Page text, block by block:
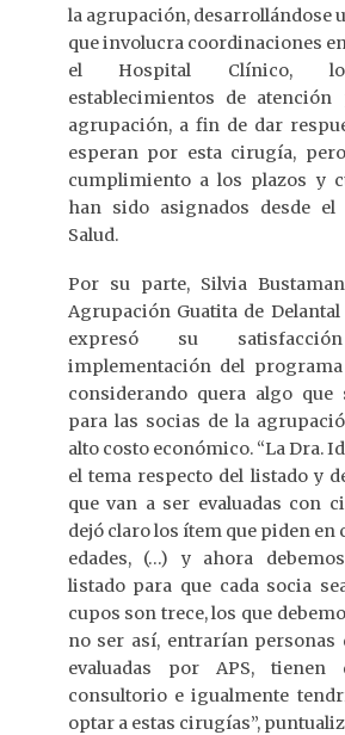
la agrupación, desarrollándose
que involucra coordinaciones
el Hospital Clínico,
establecimientos de
agrupación, a fin de dar
esperan por esta cirugía,
cumplimiento a los plazos y
han sido asignados desde
Salud.
Por su parte, Silvia
Agrupación Guatita de Delantal
expresó su
implementación del
considerando quera algo que
para las socias de la
alto costo económico. “La Dra.
el tema respecto del listado y
que van a ser evaluadas con
dejó claro los ítem que piden en
edades, (…) y ahora
listado para que cada socia
cupos son trece, los que
no ser así, entrarían personas
evaluadas por APS,
consultorio e igualmente
optar a estas cirugías”,